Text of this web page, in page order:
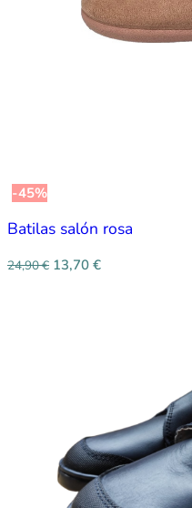
-45%
Batilas salón rosa
24,90€ 13,70 €